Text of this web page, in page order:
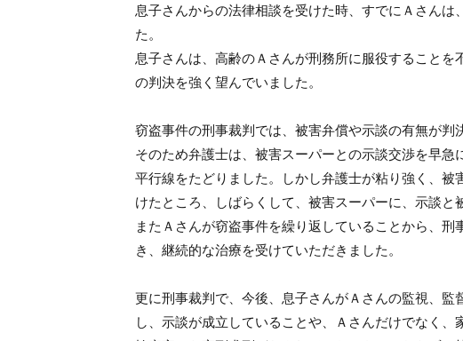
息子さんからの法律相談を受けた時、すでにＡさん
た。
息子さんは、高齢のＡさんが刑務所に服役すること
の判決を強く望んでいました。
窃盗事件の刑事裁判では、被害弁償や示談の有無が判
そのため弁護士は、被害スーパーとの示談交渉を早
平行線をたどりました。しかし弁護士が粘り強く、
けたところ、しばらくして、被害スーパーに、示談と
またＡさんが窃盗事件を繰り返していることから、
き、継続的な治療を受けていただきました。
更に刑事裁判で、今後、息子さんがＡさんの監視、
し、示談が成立していることや、Ａさんだけでなく、